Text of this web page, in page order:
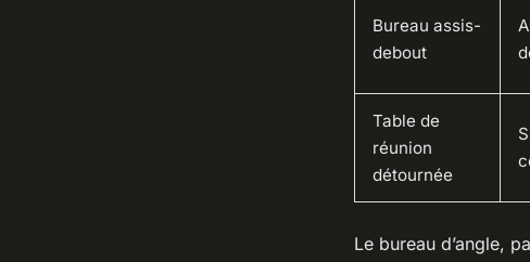
Bureau assis-
debout
Table de
réunion
détournée
Le bureau d’angle,